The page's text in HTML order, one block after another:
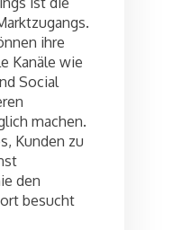
ihre
Kanäle wie
Social
machen.
Kunden zu
den
besucht